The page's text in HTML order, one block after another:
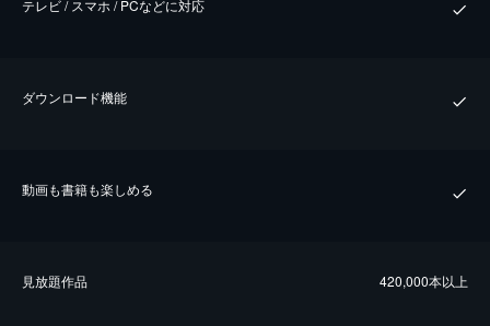
テレビ / スマホ / PCなどに対応
ダウンロード機能
動画も書籍も楽しめる
⾒放題作品 420,000本以上